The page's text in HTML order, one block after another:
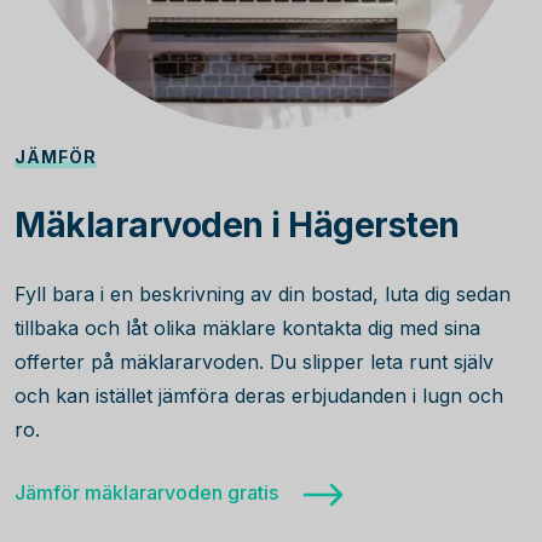
JÄMFÖR
Mäklararvoden i Hägersten
Fyll bara i en beskrivning av din bostad, luta dig sedan
tillbaka och låt olika mäklare kontakta dig med sina
offerter på mäklararvoden. Du slipper leta runt själv
och kan istället jämföra deras erbjudanden i lugn och
ro.
Jämför mäklararvoden gratis